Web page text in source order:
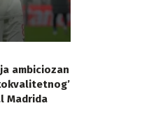
ambiciozan
Madrida